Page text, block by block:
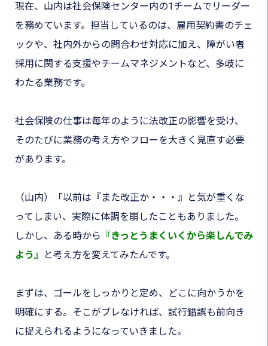
現在、山内は社会保険センター内の1チームでリーダー
を務めています。担当しているのは、雇用契約書のチェ
ックや、社内外からの問合わせ対応に加え、障がい者
採用に関する支援やチームマネジメントなど、多岐に
わたる業務です。
社会保険の仕事は毎年のように法改正の影響を受け、
そのたびに業務の考え方やフローを大きく見直す必要
があります。
（山内）「以前は『また改正か・・・』と気が重くな
ってしまい、実際に体調を崩したこともありました。
しかし、ある時から 『きっとうまくいくから楽しんでみ
よう』
と考え方を変えてみたんです。
まずは、ゴールをしっかりと定め、どこに向かうかを
明確にする。そこがブレなければ、 試行錯誤も前向き
に捉えられるようになっていきました。